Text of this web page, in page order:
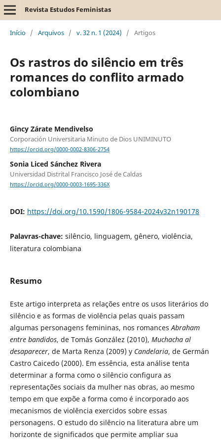
Revista Estudos Feministas
Início / Arquivos / v. 32 n. 1 (2024) / Artigos
Os rastros do silêncio em três
romances do conflito armado
colombiano
Gincy Zárate Mendivelso
Corporación Universitaria Minuto de Dios UNIMINUTO
https://orcid.org/0000-0002-8306-2754
Sonia Liced Sánchez Rivera
Universidad Distrital Francisco José de Caldas
https://orcid.org/0000-0003-1695-336X
DOI: https://doi.org/10.1590/1806-9584-2024v32n190178
Palavras-chave: silêncio, linguagem, gênero, violência,
literatura colombiana
Resumo
Este artigo interpreta as relações entre os usos literários do
silêncio e as formas de violência pelas quais passam
algumas personagens femininas, nos romancesAbraham
entre bandidos, de Tomás González (2010), Muchacha al
desaparecer, de Marta Renza (2009) y Candelaria, de Germán
Castro Caicedo (2000). Em essência, esta análise tenta
determinar a forma como o silêncio configura as
representações sociais da mulher nas obras, ao mesmo
tempo em que expõe a forma como é incorporado aos
mecanismos de violência exercidos sobre essas
personagens. O estudo do silêncio na literatura abre um
horizonte de significados que permite ampliar sua